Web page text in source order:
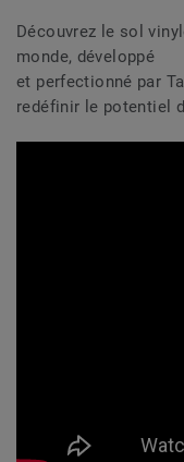
Découvrez le sol
monde, développé
et perfectionné par
redéfinir le potentiel